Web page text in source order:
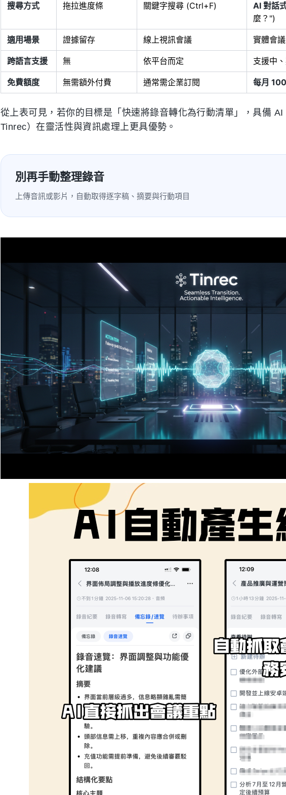
搜尋方式 拖拉進度條 關鍵字搜尋 (Ctrl+F) AI 對話
麼？")
適用場景 證據留存 線上視訊會議 實體會
跨語言支援 無 依平台而定 支援中
免費額度 無需額外付費 通常需企業訂閱 每月
從上表可見，若你的目標是「快速將錄音轉化為行動清單」，具備 AI
Tinrec）在靈活性與資訊處理上更具優勢。
別再手動整理錄音
上傳音訊或影片，自動取得逐字稿、摘要與行動項目